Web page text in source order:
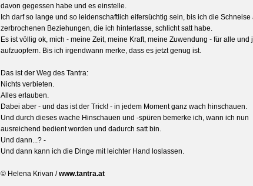
davon gegessen habe und es einstelle.
Ich darf so lange und so leidenschaftlich eifersüchtig sein, bis ich die Schneise
zerbrochenen Beziehungen, die ich hinterlasse, schlicht satt habe.
Es ist völlig ok, mich - meine Zeit, meine Kraft, meine Zuwendung - für alle und
aufzuopfern. Bis ich irgendwann merke, dass es jetzt genug ist.
Das ist der Weg des Tantra:
Nichts verbieten.
Alles erlauben.
Dabei aber - und das ist der Trick! - in jedem Moment ganz wach hinschauen.
Und durch dieses wache Hinschauen und -spüren bemerke ich, wann ich nun
ausreichend bedient worden und dadurch satt bin.
Und dann...? -
Und dann kann ich die Dinge mit leichter Hand loslassen.
© Helena Krivan /www.tantra.at